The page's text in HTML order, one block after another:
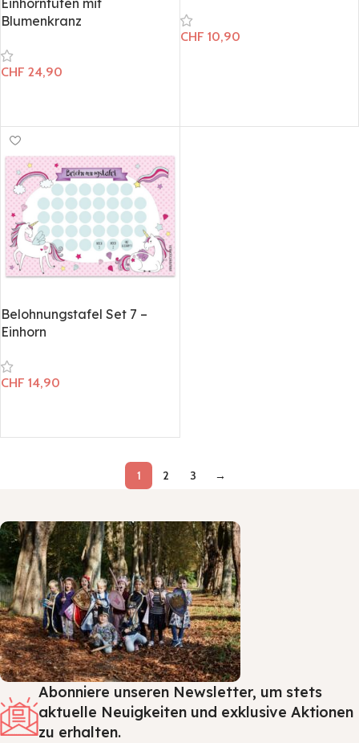
Blumenkranz
CHF 24,90
CHF 10,90
Belohnungstafel Set 7 –
Einhorn
CHF 14,90
1 2 3 →
Abonniere unseren Newsletter, um stets
aktuelle Neuigkeiten und exklusive Aktionen
zu erhalten.